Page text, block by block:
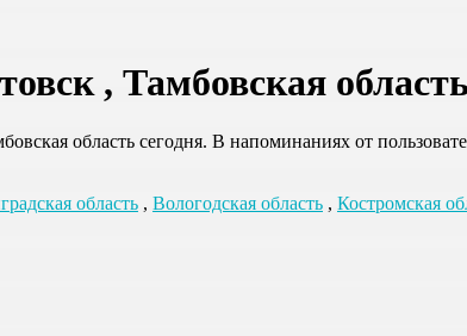
, Тамбовская
область сегодня. В напоминаниях от
область , Вологодская область , Костромская